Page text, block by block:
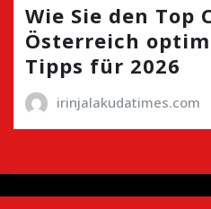
Wie Sie den Top
Österreich
Tipps für 2026
irinjalakudatimes.com